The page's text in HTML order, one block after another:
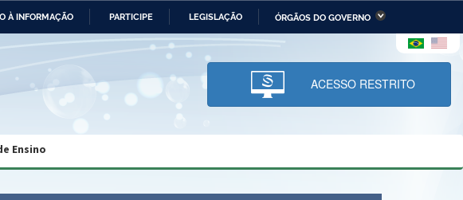
À INFORMAÇÃO PARTICIPE LEGISLAÇÃO ÓRGÃOS DO GOVERNO
Ministério da Economia Ministério da Infraestrutura
Ministério da Ciência,
Tecnologia, Inovações e
Comunicações
e dos Direitos Humanos
Brasil Planalto
ACESSO RESTRITO
Ensino